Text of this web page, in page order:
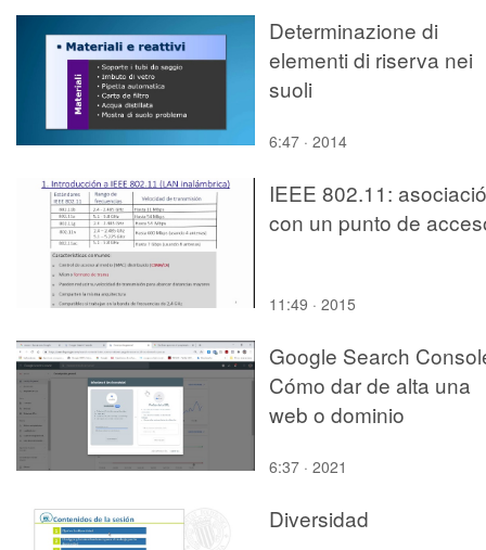
Determinazione di
elementi di riserva nei
suoli
6:47 · 2014
IEEE 802.11:
con un punto de
11:49 · 2015
Google Search
Cómo dar de alta una
web o dominio
6:37 · 2021
Diversidad